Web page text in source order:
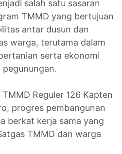
salah satu sasaran
TMMD yang bertujuan
antar dusun dan
warga, terutama dalam
serta ekonomi
Reguler 126 Kapten
progres pembangunan
berkat kerja sama yang
TMMD dan warga